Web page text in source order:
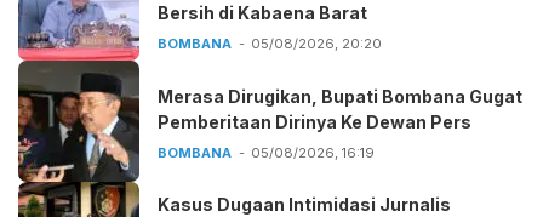
Bersih di Kabaena Barat
BOMBANA 05/08/2026, 20:20
Merasa Dirugikan, Bupati Bombana Gugat
Pemberitaan Dirinya Ke Dewan Pers
BOMBANA 05/08/2026, 16:19
Kasus Dugaan Intimidasi Jurnalis